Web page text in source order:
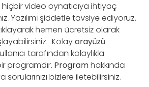
video oynatıcıya ihtiyaç
Yazılımı şiddetle tavsiye ediyoruz.
hemen ücretsiz olarak
Kolayarayüzü
tarafından kolaylıkla
programdır. Programhakkında
sorularınızı bizlere iletebilirsiniz.